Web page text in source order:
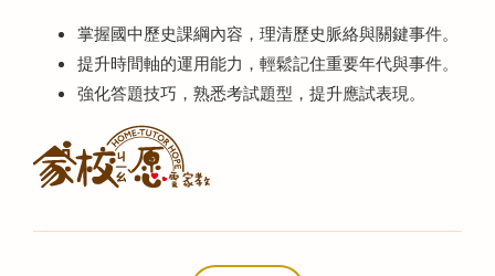
掌握國中歷史課綱內容，理清歷史脈絡與關鍵事件。
提升時間軸的運用能力，輕鬆記住重要年代與事件。
強化答題技巧，熟悉考試題型，提升應試表現。